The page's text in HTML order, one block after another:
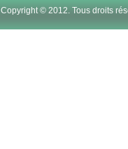
Copyright © 2012. Tous droits